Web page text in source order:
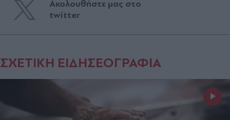
Ακολουθήστε μας στο
twitter
ΣΧΕΤΙΚΗ ΕΙΔΗΣΕΟΓΡΑΦΙΑ